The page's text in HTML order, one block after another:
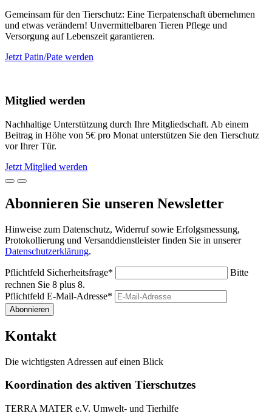
Gemeinsam für den Tierschutz: Eine Tierpatenschaft übernehmen
und etwas verändern! Unvermittelbaren Tieren Pflege und
Versorgung auf Lebenszeit garantieren.
Jetzt Patin/Pate werden
Mitglied werden
Nachhaltige Unterstützung durch Ihre Mitgliedschaft. Ab einem
Beitrag in Höhe von 5€ pro Monat unterstützen Sie den Tierschutz
vor Ihrer Tür.
Jetzt Mitglied werden
Abonnieren Sie unseren Newsletter
Hinweise zum Datenschutz, Widerruf sowie Erfolgsmessung,
Protokollierung und Versanddienstleister finden Sie in unserer
Datenschutzerklärung.
Pflichtfeld Sicherheitsfrage*
Bitte
rechnen Sie 8 plus 8.
Pflichtfeld E-Mail-Adresse*
Abonnieren
Kontakt
Die wichtigsten Adressen auf einen Blick
Koordination des aktiven Tierschutzes
TERRA MATER e.V. Umwelt- und Tierhilfe